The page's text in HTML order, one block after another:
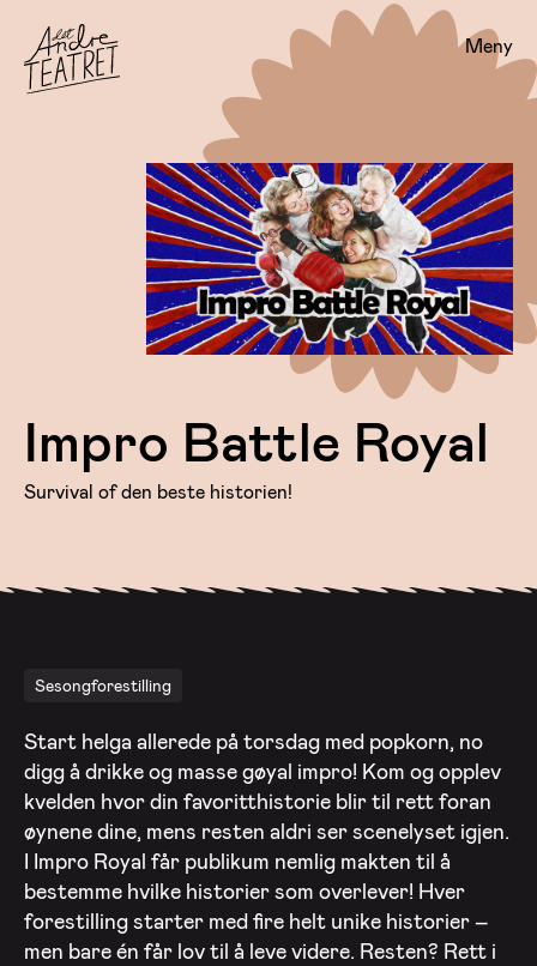
Meny
Impro Battle Royal
Survival of den beste historien!
Sesongforestilling
Start helga allerede på torsdag med popkorn, no
digg å drikke og masse gøyal impro! Kom og opplev
kvelden hvor din favoritthistorie blir til rett foran
øynene dine, mens resten aldri ser scenelyset igjen.
I Impro Royal får publikum nemlig makten til å
bestemme hvilke historier som overlever! Hver
forestilling starter med fire helt unike historier –
men bare én får lov til å leve videre. Resten? Rett i